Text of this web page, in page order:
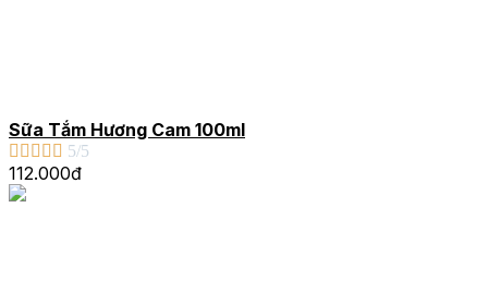
Sữa Tắm Hương Cam 100ml
     5/5
112.000đ